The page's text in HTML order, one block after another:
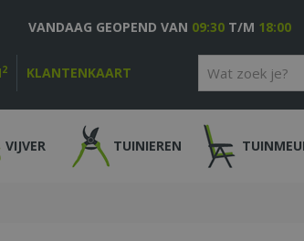
2 KLANTENKAART
VANDAAG GEOPEND VAN 09:30 T/M 18:00
VIJVER TUINIEREN